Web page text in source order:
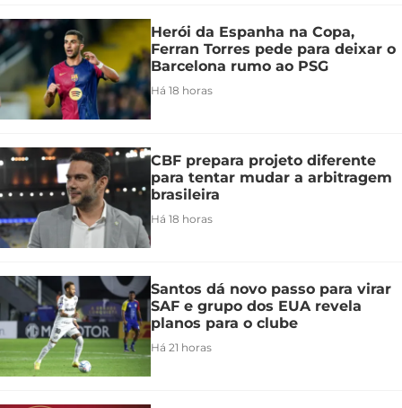
Herói da Espanha na Copa,
Ferran Torres pede para deixar o
Barcelona rumo ao PSG
Há 18 horas
CBF prepara projeto diferente
para tentar mudar a arbitragem
brasileira
Há 18 horas
Santos dá novo passo para virar
SAF e grupo dos EUA revela
planos para o clube
Há 21 horas